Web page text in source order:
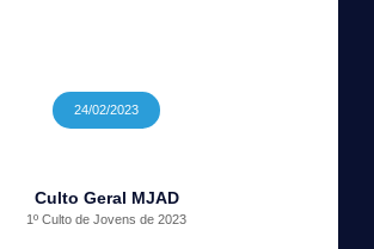
24/02/2023
Culto Geral MJAD
1º Culto de Jovens de 2023